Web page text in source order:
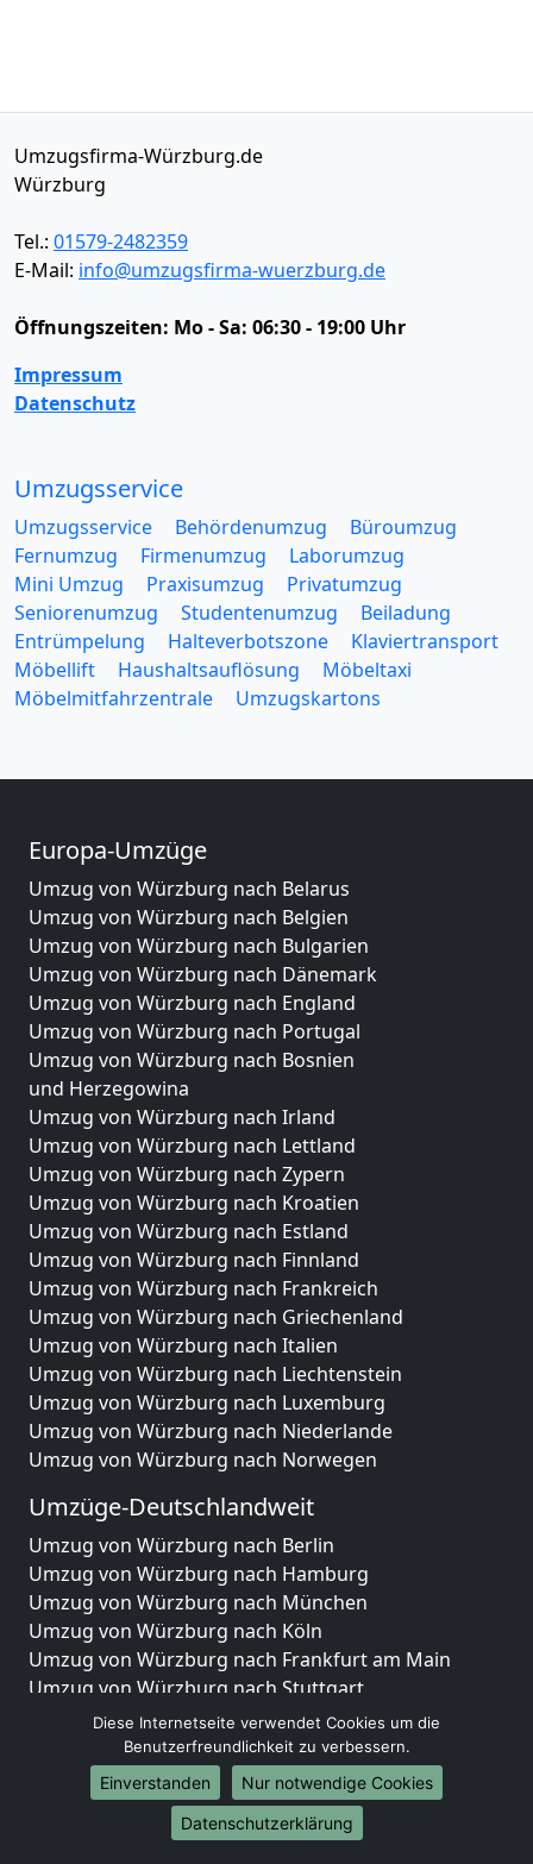
Umzugsfirma-Würzburg.de
Würzburg
Tel.: 01579-2482359
E-Mail: info@umzugsfirma-wuerzburg.de
Öffnungszeiten: Mo - Sa: 06:30 - 19:00 Uhr
Impressum
Datenschutz
Umzugsservice
Umzugsservice Behördenumzug
Büroumzug
Fernumzug
Firmenumzug
Laborumzug
Mini Umzug
Praxisumzug
Privatumzug
Seniorenumzug
Studentenumzug
Beiladung
Entrümpelung
Halteverbotszone
Klaviertransport
Möbellift
Haushaltsauflösung
Möbeltaxi
Möbelmitfahrzentrale
Umzugskartons
Europa-Umzüge
Umzug von Würzburg nach Belarus
Umzug von Würzburg nach Belgien
Umzug von Würzburg nach Bulgarien
Umzug von Würzburg nach Dänemark
Umzug von Würzburg nach England
Umzug von Würzburg nach Portugal
Umzug von Würzburg nach Bosnien
und Herzegowina
Umzug von Würzburg nach Irland
Umzug von Würzburg nach Lettland
Umzug von Würzburg nach Zypern
Umzug von Würzburg nach Kroatien
Umzug von Würzburg nach Estland
Umzug von Würzburg nach Finnland
Umzug von Würzburg nach Frankreich
Umzug von Würzburg nach Griechenland
Umzug von Würzburg nach Italien
Umzug von Würzburg nach Liechtenstein
Umzug von Würzburg nach Luxemburg
Umzug von Würzburg nach Niederlande
Umzug von Würzburg nach Norwegen
Umzüge-Deutschlandweit
Umzug von Würzburg nach Berlin
Umzug von Würzburg nach Hamburg
Umzug von Würzburg nach München
Umzug von Würzburg nach Köln
Umzug von Würzburg nach Frankfurt am Main
Umzug von Würzburg nach Stuttgart
Umzug von Würzburg nach Düsseldorf
Umzug von Würzburg nach Leipzig
Umzug von Würzburg nach Dortmund
Umzug von Würzburg nach Essen
Umzug von Würzburg nach Bremen
Diese Internetseite verwendet Cookies um die
Benutzerfreundlichkeit zu verbessern.
Einverstanden
Nur notwendige Cookies
Datenschutzerklärung